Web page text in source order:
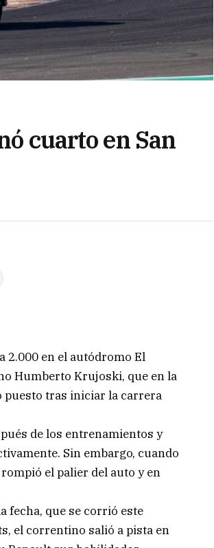
cuarto en San
2.000 en el autódromo El
Humberto Krujoski, que en la
puesto tras iniciar la carrera
de los entrenamientos y
Sin embargo, cuando
el palier del auto y en
fecha, que se corrió este
el correntino salió a pista en